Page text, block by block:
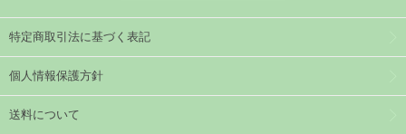
特定商取引法に基づく表記
個人情報保護方針
送料について